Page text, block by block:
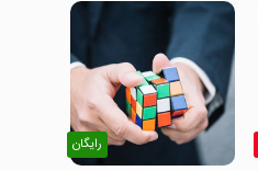
رایگان